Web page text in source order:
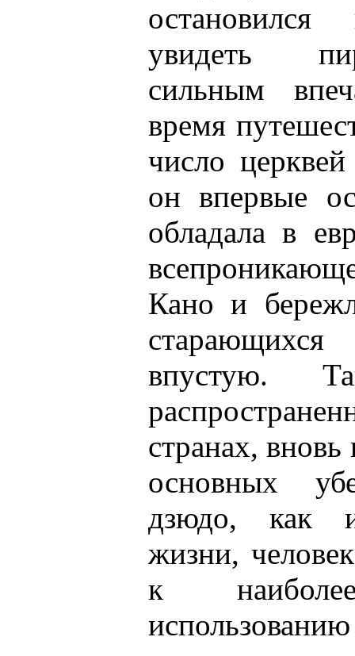
увидеть
сильным
время
число
он впервые
обладала в
Кано и
впустую.
странах,
основных
дзюдо, как
жизни,
к